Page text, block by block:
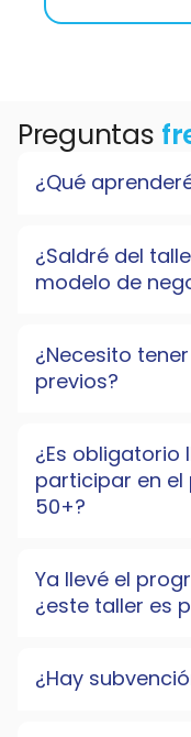
Preguntas
¿Qué
¿Saldré del
modelo de
¿Necesito
previos?
¿Es obligatorio
participar en
50+?
Ya llevé el
¿este taller es
¿Hay